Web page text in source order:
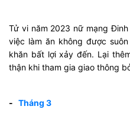
Tử vi năm 2023 nữ mạng
việc làm ăn không được
khăn bất lợi xảy đến. Lại
thận khi tham gia giao thông
- Tháng 3